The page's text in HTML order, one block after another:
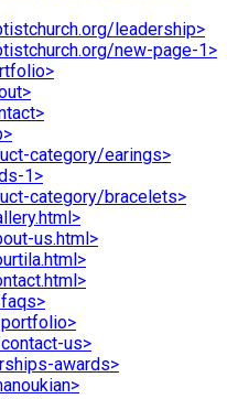
leadership>
new-page-1>
category/earings>
1>
category/bracelets>
us.html>
us>
awards>